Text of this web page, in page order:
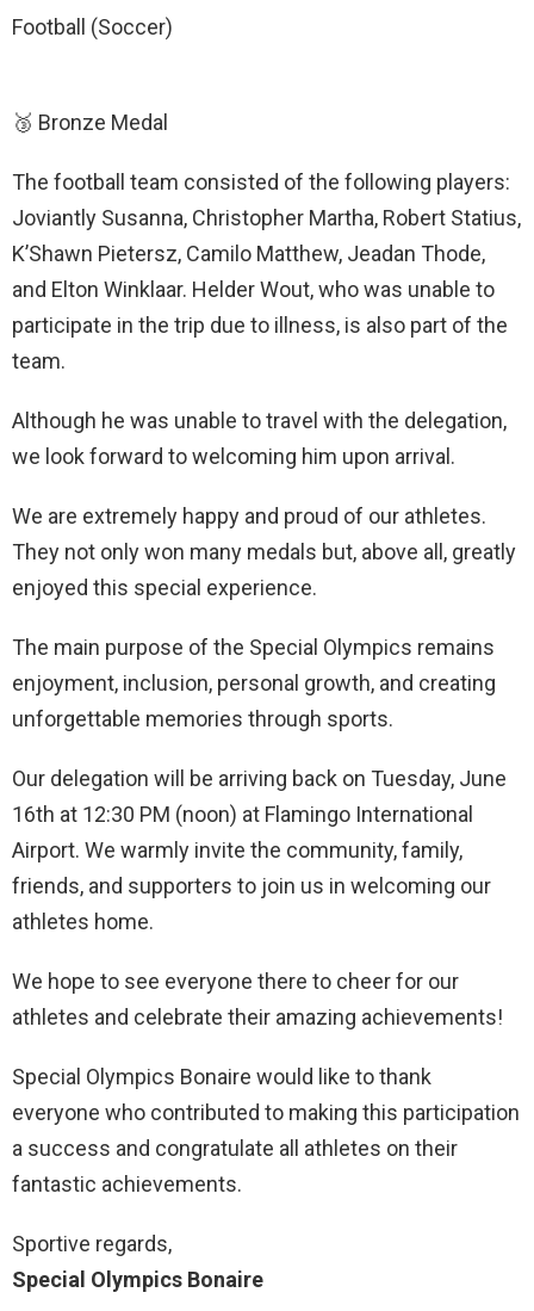
Football (Soccer)
🥉 Bronze Medal
The football team consisted of the following players:
Joviantly Susanna, Christopher Martha, Robert Statius,
K’Shawn Pietersz, Camilo Matthew, Jeadan Thode,
and Elton Winklaar. Helder Wout, who was unable to
participate in the trip due to illness, is also part of the
team.
Although he was unable to travel with the delegation,
we look forward to welcoming him upon arrival.
We are extremely happy and proud of our athletes.
They not only won many medals but, above all, greatly
enjoyed this special experience.
The main purpose of the Special Olympics remains
enjoyment, inclusion, personal growth, and creating
unforgettable memories through sports.
Our delegation will be arriving back on Tuesday, June
16th at 12:30 PM (noon) at Flamingo International
Airport. We warmly invite the community, family,
friends, and supporters to join us in welcoming our
athletes home.
We hope to see everyone there to cheer for our
athletes and celebrate their amazing achievements!
Special Olympics Bonaire would like to thank
everyone who contributed to making this participation
a success and congratulate all athletes on their
fantastic achievements.
Sportive regards,
Special Olympics Bonaire